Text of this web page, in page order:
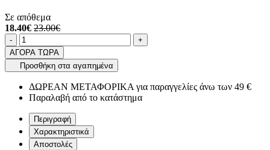
Σε απόθεμα
18.40€ 23.00€
Ποσότητα
-product.increase.quantity +
ΑΓΟΡΑ ΤΩΡΑ
Προσθήκη στα αγαπημένα
ΔΩΡΕΑΝ ΜΕΤΑΦΟΡΙΚΑ για παραγγελίες άνω των 49 €
Παραλαβή από το κατάστημα
Περιγραφή
Χαρακτηριστικά
Αποστολές